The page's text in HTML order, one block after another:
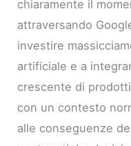
chiaramente il
attraversando
investire
artificiale e a
crescente di
con un contesto
alle conseguenze